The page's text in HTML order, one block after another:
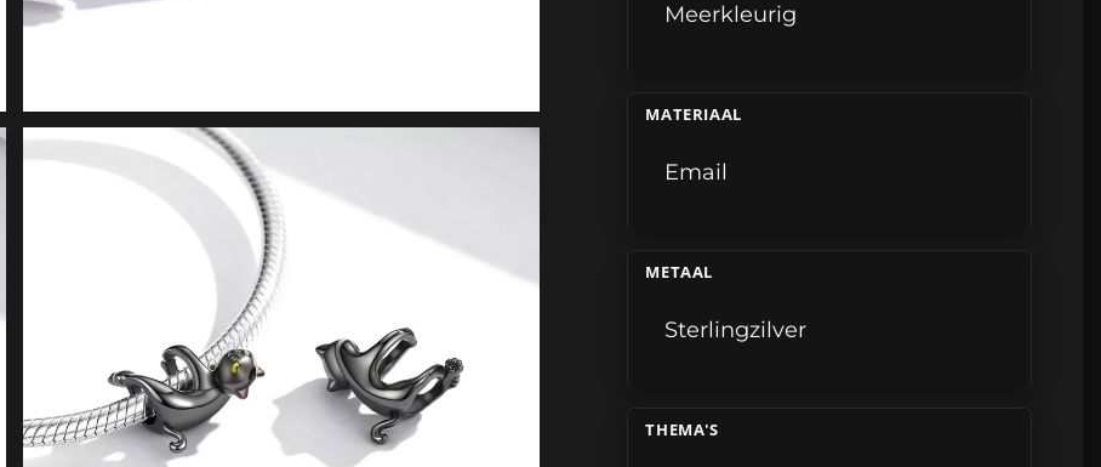
Meerkleurig
MATERIAAL
Email
METAAL
Sterlingzilver
THEMA'S